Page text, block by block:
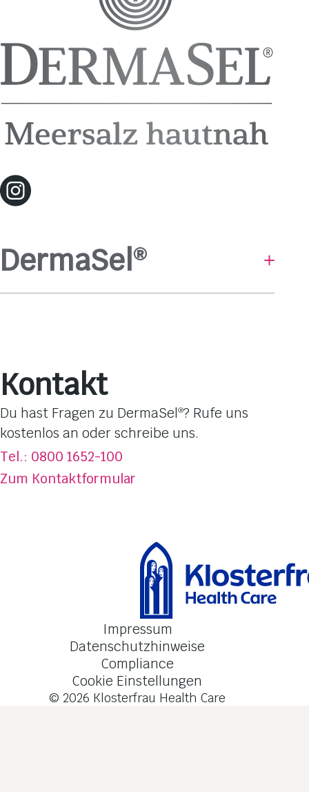
DermaSel ®
Pflege-Linien
Hautbedürfnisse
Dufterlebnisse
Totes Meer Salz
Über DermaSel
Jetzt kaufen
Kontakt
Du hast Fragen zu DermaSel®? Rufe uns
kostenlos an oder schreibe uns.
Tel.: 0800 1652-100
Zum Kontaktformular
Impressum
Datenschutzhinweise
Compliance
Cookie Einstellungen
© 2026 Klosterfrau Health Care